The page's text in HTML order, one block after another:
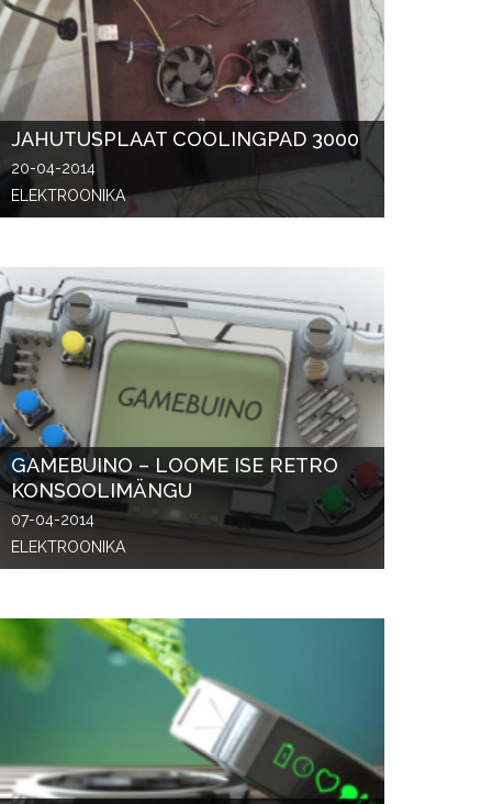
JAHUTUSPLAAT COOLINGPAD 3000
20-04-2014
ELEKTROONIKA
GAMEBUINO – LOOME ISE RETRO
KONSOOLIMÄNGU
07-04-2014
ELEKTROONIKA